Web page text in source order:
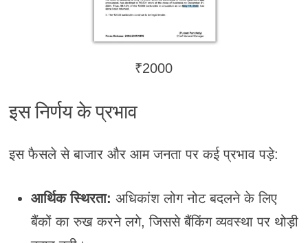
₹2000
इस निर्णय के प्रभाव
इस फैसले से बाजार और आम जनता पर कई प्रभाव पड़े:
आर्थिक स्थिरता: अधिकांश लोग नोट बदलने के लिए
बैंकों का रुख करने लगे, जिससे बैंकिंग व्यवस्था पर थोड़ी